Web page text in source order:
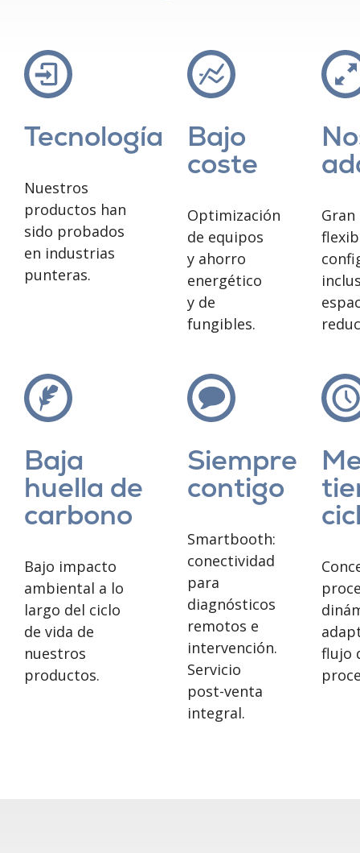
Tecnología
Nuestros
productos han
sido probados
en industrias
punteras.
Bajo
coste
Optimización
de equipos
y ahorro
energético
y de
fungibles.
Gran
Baja
huella de
carbono
Bajo impacto
ambiental a lo
largo del ciclo
de vida de
nuestros
productos.
Siempre
contigo
Smartbooth:
conectividad
para
diagnósticos
remotos e
intervención.
Servicio
post-venta
integral.
flujo